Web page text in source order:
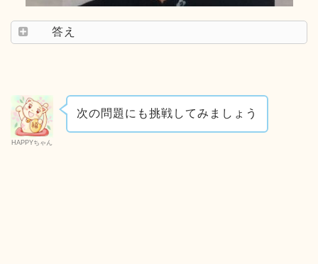
答え
HAPPYちゃん
次の問題にも挑戦してみましょう